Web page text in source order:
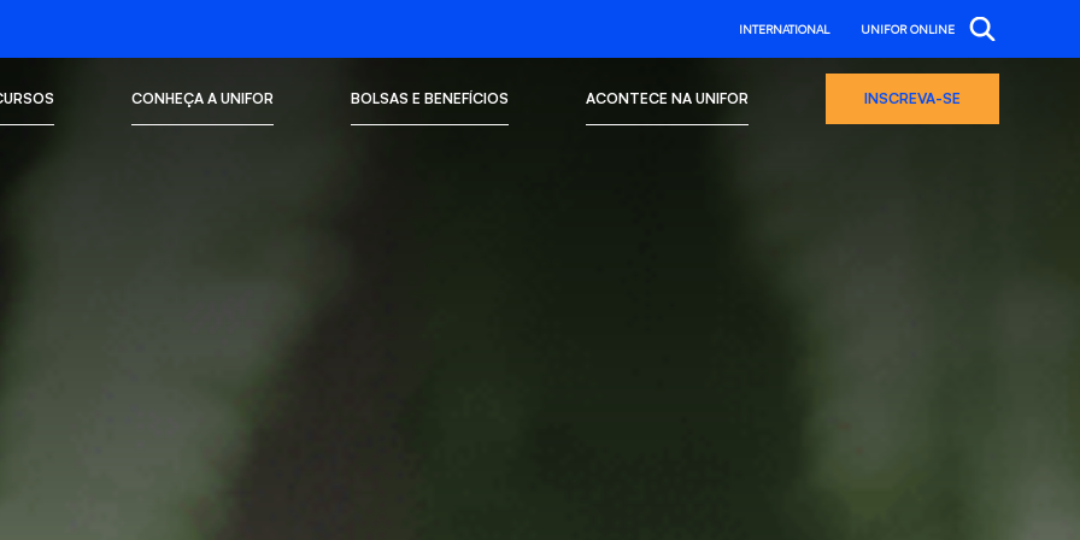
INTERNATIONAL UNIFOR ONLINE
CONHEÇA A UNIFOR BOLSAS E BENEFÍCIOS ACONTECE NA UNIFOR INSCREVA-SE